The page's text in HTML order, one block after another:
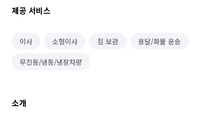
제공 서비스
이사 소형이사 짐 보관 용달/화물 운송
무진동/냉동/냉장차량
소개